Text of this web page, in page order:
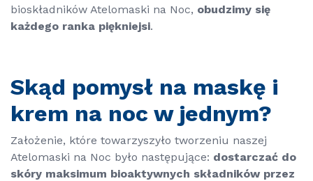
bioskładników Atelomaski na Noc, obudzimy się
każdego ranka piękniejsi.
Skąd pomysł na maskę i
krem na noc w jednym?
Założenie, które towarzyszyło tworzeniu naszej
Atelomaski na Noc było następujące: dostarczać do
skóry maksimum bioaktywnych składników przez